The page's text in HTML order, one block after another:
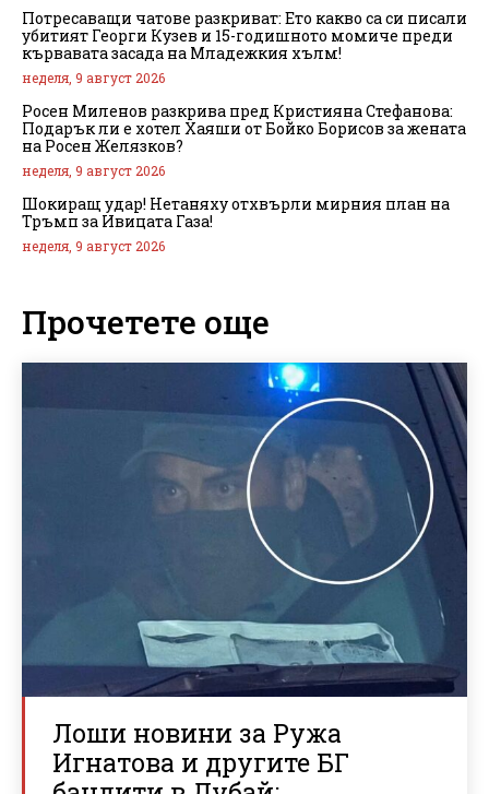
Потресаващи чатове разкриват: Ето какво са си писали
убитият Георги Кузев и 15-годишното момиче преди
кървавата засада на Младежкия хълм!
неделя, 9 август 2026
Росен Миленов разкрива пред Кристияна Стефанова:
Подарък ли е хотел Хаяши от Бойко Борисов за жената
на Росен Желязков?
неделя, 9 август 2026
Шокиращ удар! Нетаняху отхвърли мирния план на
Тръмп за Ивицата Газа!
неделя, 9 август 2026
Прочетете още
Лоши новини за Ружа
Игнатова и другите БГ